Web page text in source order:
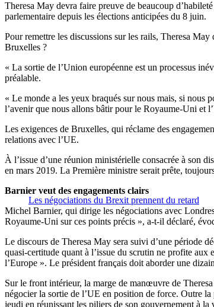
Theresa May devra faire preuve de beaucoup
parlementaire depuis les élections anticipées du 8 juin.
Pour remettre les discussions sur les rails, Theresa
Bruxelles ?
« La sortie de l’Union européenne est un processus
préalable.
« Le monde a les yeux braqués sur nous mais, si nous
l’avenir que nous allons bâtir pour le Royaume-Uni et
Les exigences de Bruxelles, qui réclame des
relations avec l’UE.
À l’issue d’une réunion ministérielle consacrée à son
en mars 2019. La Première ministre serait prête,
Les négociations du Brexit prennent du retard
Barnier veut des engagements clairs
Michel Barnier, qui dirige les négociations avec
Royaume-Uni sur ces points précis », a-t-il déclaré,
Le discours de Theresa May sera suivi d’une période
quasi-certitude quant à l’issue du scrutin ne profite
l’Europe ». Le président français doit aborder une
Sur le front intérieur, la marge de manœuvre de
négocier la sortie de l’UE en position de force. Outre la
jeudi en réunissant les piliers de son gouvernement à la